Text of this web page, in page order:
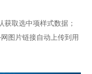
获取选中项样式数据；
图片链接自动上传到用